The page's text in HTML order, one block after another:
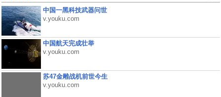
中国一黑科技武器问世
v.youku.com
中国航天完成壮举
v.youku.com
苏47金雕战机前世今生
v.youku.com